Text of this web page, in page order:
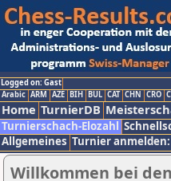
Logged on: Gast
Arabic ARM AZE BIH BUL CAT CHN CRO
Home TurnierDB
Turnierschach-Elozahl
Allgemeines Turnier anmelden:
Willkommen bei